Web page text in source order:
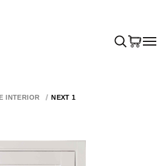
INTERIOR NEXT 1